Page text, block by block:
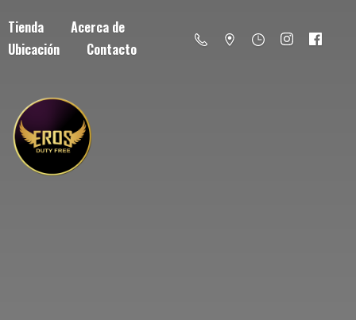
Tienda
Acerca de
Ubicación
Contacto